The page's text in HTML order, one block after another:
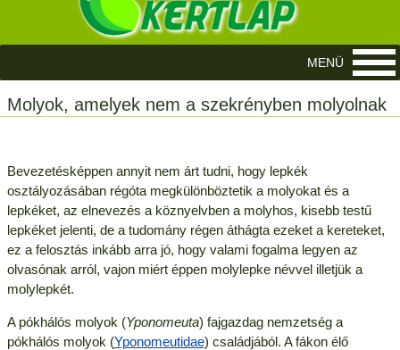
Molyok, amelyek nem a szekrényben molyolnak
Bevezetésképpen annyit nem árt tudni, hogy lepkék
osztályozásában régóta megkülönböztetik a molyokat és a
lepkéket, az elnevezés a köznyelvben a molyhos, kisebb testű
lepkéket jelenti, de a tudomány régen áthágta ezeket a kereteket,
ez a felosztás inkább arra jó, hogy valami fogalma legyen az
olvasónak arról, vajon miért éppen molylepke névvel illetjük a
molylepkét.
A pókhálós molyok (Yponomeuta) fajgazdag nemzetség a
pókhálós molyok (Yponomeutidae) családjából. A fákon élő